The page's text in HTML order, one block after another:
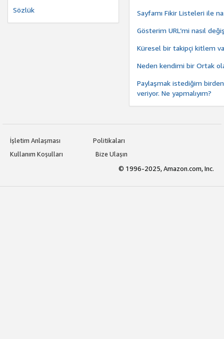
Sözlük
Sayfamı Fikir Listeleri ile
Gösterim URL’mi nasıl
Küresel bir takipçi kitlem
Neden kendimi bir Ortak
Paylaşmak istediğim
veriyor. Ne yapmalıyım?
İşletim Anlaşması
Politikaları
Kullanım Koşulları
Bize Ulaşın
© 1996-2025, Amazon.com, Inc.